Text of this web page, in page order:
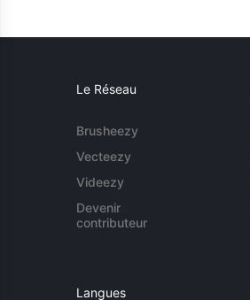
Le Réseau
Brusheezy
Vecteezy
Videezy
Devenir
contributeur
Langues